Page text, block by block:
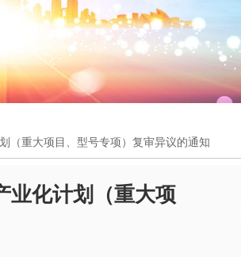
（重大项目、型号专项）复审异议的通知
业化计划（重大项